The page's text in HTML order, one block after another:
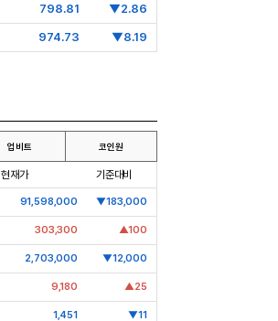
798.81 ▼2.86
974.73 ▼8.19
업비트 코인원
현재가 기준대비
91,598,000 ▼183,000
303,300 ▲100
2,703,000 ▼12,000
9,180 ▲25
1,451 ▼11